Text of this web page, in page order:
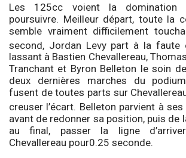
Les 125cc voient la domination
poursuivre. Meilleur départ, toute la
semble vraiment difficilement
second, Jordan Levy part à la faute
lassant à Bastien Chevallereau,
Tranchant et Byron Belleton le soin
deux dernières marches du
fusent de toutes parts sur
creuser l’écart. Belleton parvient à
avant de redonner sa position, puis de
au final, passer la ligne
Chevallereau pour0.25 seconde.